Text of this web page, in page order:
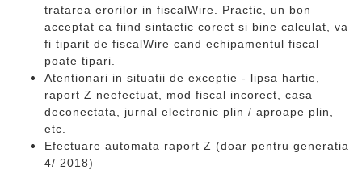
tratarea erorilor in fiscalWire. Practic, un bon
acceptat ca fiind sintactic corect si bine calculat, va
fi tiparit de fiscalWire cand echipamentul fiscal
poate tipari.
Atentionari in situatii de exceptie - lipsa hartie,
raport Z neefectuat, mod fiscal incorect, casa
deconectata, jurnal electronic plin / aproape plin,
etc.
Efectuare automata raport Z (doar pentru generatia
4/ 2018)